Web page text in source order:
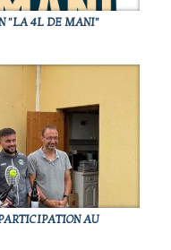
"LA 4L DE MANI"
AU